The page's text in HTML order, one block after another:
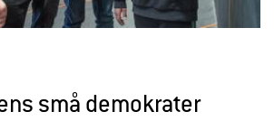
små demokrater